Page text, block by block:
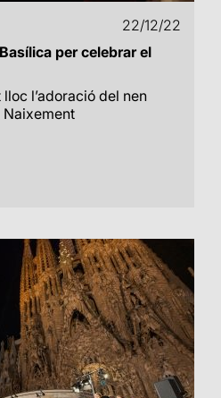
22/12/22
per celebrar el
l’adoració del nen